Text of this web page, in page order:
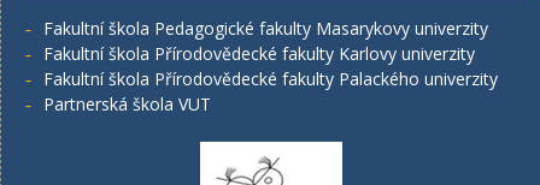
Fakultní škola Pedagogické fakulty Masarykovy univerzity
Fakultní škola Přírodovědecké fakulty Karlovy univerzity
Fakultní škola Přírodovědecké fakulty Palackého univerzity
Partnerská škola VUT